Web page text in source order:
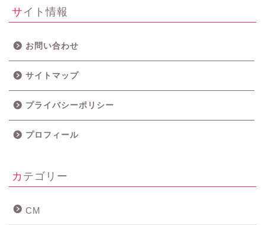
サイト情報
お問い合わせ
サイトマップ
プライバシーポリシー
プロフィール
カテゴリー
CM